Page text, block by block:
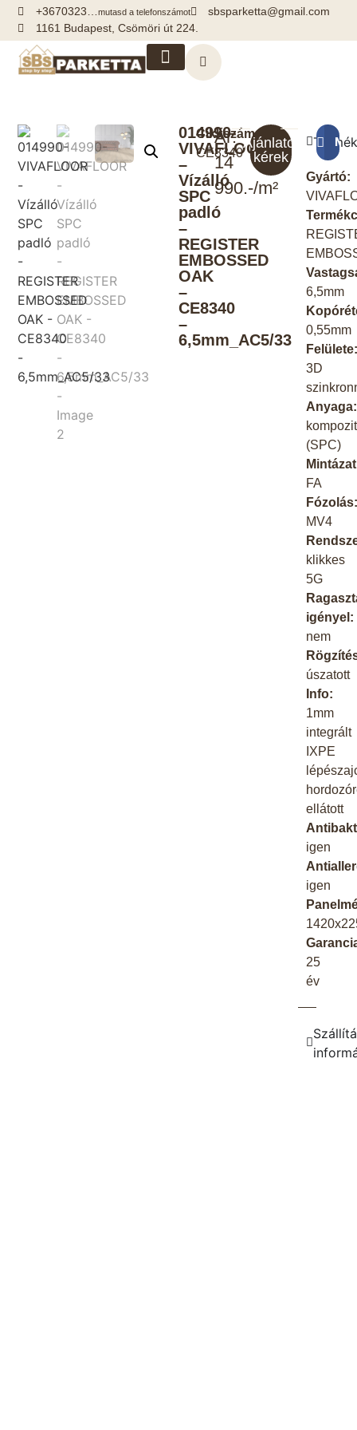
+3670323…mutasd a telefonszámot
sbsparketta@gmail.com
1161 Budapest, Csömöri út 224.
014990-
VIVAFLOOR
–
Vízálló
SPC
padló
–
REGISTER
EMBOSSED
OAK
–
CE8340
–
6,5mm_AC5/33
Cikkszám:
CE8340
Ár:
14
990.-/m²
Ajánlatot
kérek
Gyártó:
6,5mm
0,55mm
3D
Anyaga:
kompozit
(SPC)
FA
MV4
klikkes
5G
igényel:
nem
úszatott
Info:
1mm
integrált
IXPE
ellátott
igen
igen
25
év